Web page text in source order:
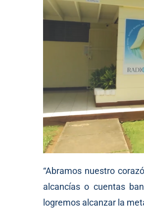
“Abramos nuestro
alcancías o cuentas
logremos alcanzar la